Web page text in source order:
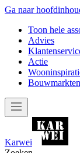
Ga naar
Toon hele
Advies
Actie
Bouwmarkten
Karwei